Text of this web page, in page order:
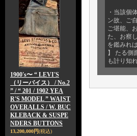
1900's〜 “ LEVI'S
（リーバイス） / No.2
” / “ 201 / 1902 YEA
R'S MODEL ” WAIST
OVERALLS / W. BUC
KLEBACK & SUSPE
NDERS BUTTONS
13,200,000円(税込)
・当該個
ン故、ご
ご堪能、
た、お察
を鑑みれ
】 たる側
も計り知